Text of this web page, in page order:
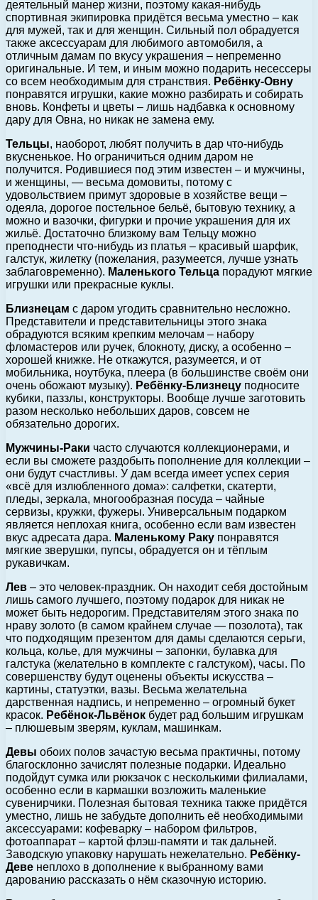
деятельный манер жизни, поэтому какая-нибудь
спортивная экипировка придётся весьма уместно – как
для мужей, так и для женщин. Сильный пол обрадуется
также аксессуарам для любимого автомобиля, а
отличным дамам по вкусу украшения – непременно
оригинальные. И тем, и иным можно подарить несессеры
со всем необходимым для странствия. Ребёнку-Овну
понравятся игрушки, какие можно разбирать и собирать
вновь. Конфеты и цветы – лишь надбавка к основному
дару для Овна, но никак не замена ему.
Тельцы, наоборот, любят получить в дар что-нибудь
вкусненькое. Но ограничиться одним даром не
получится. Родившиеся под этим известен – и мужчины,
и женщины, — весьма домовиты, потому с
удовольствием примут здоровые в хозяйстве вещи –
одеяла, дорогое постельное бельё, бытовую технику, а
можно и вазочки, фигурки и прочие украшения для их
жильё. Достаточно близкому вам Тельцу можно
преподнести что-нибудь из платья – красивый шарфик,
галстук, жилетку (пожелания, разумеется, лучше узнать
заблаговременно). Маленького Тельца порадуют мягкие
игрушки или прекрасные куклы.
Близнецам с даром угодить сравнительно несложно.
Представители и представительницы этого знака
обрадуются всяким крепким мелочам – набору
фломастеров или ручек, блокноту, диску, а особенно –
хорошей книжке. Не откажутся, разумеется, и от
мобильника, ноутбука, плеера (в большинстве своём они
очень обожают музыку). Ребёнку-Близнецу подносите
кубики, паззлы, конструкторы. Вообще лучше заготовить
разом несколько небольших даров, совсем не
обязательно дорогих.
Мужчины-Раки часто случаются коллекционерами, и
если вы сможете раздобыть пополнение для коллекции –
они будут счастливы. У дам всегда имеет успех серия
«всё для излюбленного дома»: салфетки, скатерти,
пледы, зеркала, многообразная посуда – чайные
сервизы, кружки, фужеры. Универсальным подарком
является неплохая книга, особенно если вам известен
вкус адресата дара. Маленькому Раку понравятся
мягкие зверушки, пупсы, обрадуется он и тёплым
рукавичкам.
Лев – это человек-праздник. Он находит себя достойным
лишь самого лучшего, поэтому подарок для никак не
может быть недорогим. Представителям этого знака по
нраву золото (в самом крайнем случае — позолота), так
что подходящим презентом для дамы сделаются серьги,
кольца, колье, для мужчины – запонки, булавка для
галстука (желательно в комплекте с галстуком), часы. По
совершенству будут оценены объекты искусства –
картины, статуэтки, вазы. Весьма желательна
дарственная надпись, и непременно – огромный букет
красок. Ребёнок-Львёнок будет рад большим игрушкам
– плюшевым зверям, куклам, машинкам.
Девы обоих полов зачастую весьма практичны, потому
благосклонно зачислят полезные подарки. Идеально
подойдут сумка или рюкзачок с несколькими филиалами,
особенно если в кармашки возложить маленькие
сувенирчики. Полезная бытовая техника также придётся
уместно, лишь не забудьте дополнить её необходимыми
аксессуарами: кофеварку – набором фильтров,
фотоаппарат – картой флэш-памяти и так дальней.
Заводскую упаковку нарушать нежелательно. Ребёнку-
Деве неплохо в дополнение к выбранному вами
дарованию рассказать о нём сказочную историю.